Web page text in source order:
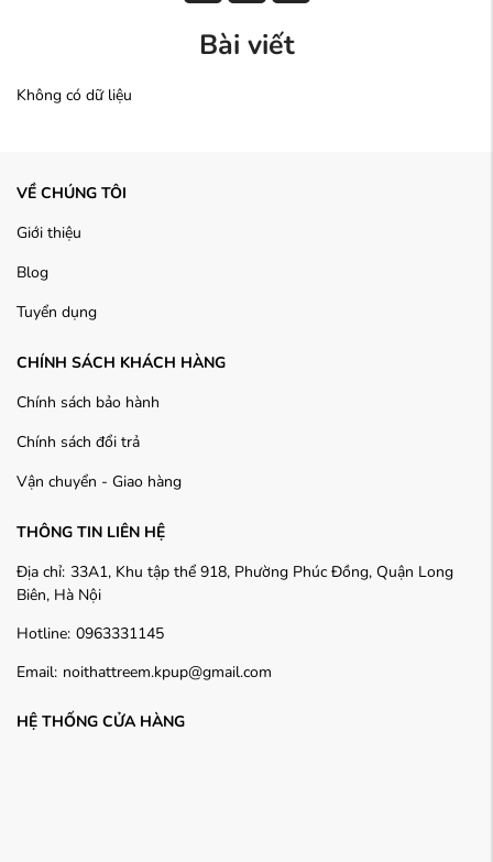
Bài viết
Không có dữ liệu
VỀ CHÚNG TÔI
Giới thiệu
Blog
Tuyển dụng
CHÍNH SÁCH KHÁCH HÀNG
Chính sách bảo hành
Chính sách đổi trả
Vận chuyển - Giao hàng
THÔNG TIN LIÊN HỆ
Địa chỉ: 33A1, Khu tập thể 918, Phường Phúc Đồng, Quận Long
Biên, Hà Nội
Hotline: 0963331145
Email: noithattreem.kpup@gmail.com
HỆ THỐNG CỬA HÀNG